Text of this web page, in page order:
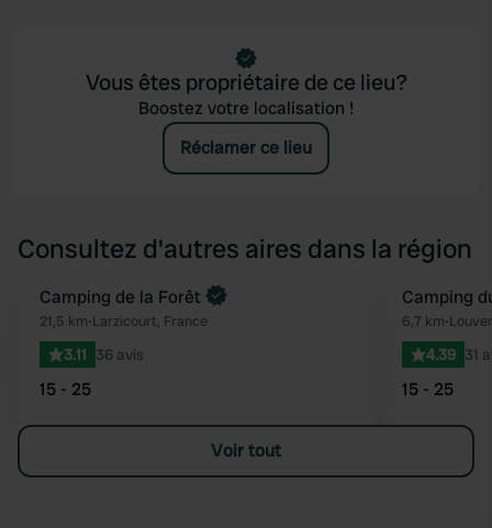
Vous êtes propriétaire de ce lieu?
Boostez votre localisation !
Réclamer ce lieu
Consultez d'autres aires dans la région
Préféré
Reserve maintenant
Camping de la Forêt
21,5 km•Larzicourt, France
3.11 36 avis
15 - 25
Camping
6,7 km•
4.39 31
15 - 25
Voir tout